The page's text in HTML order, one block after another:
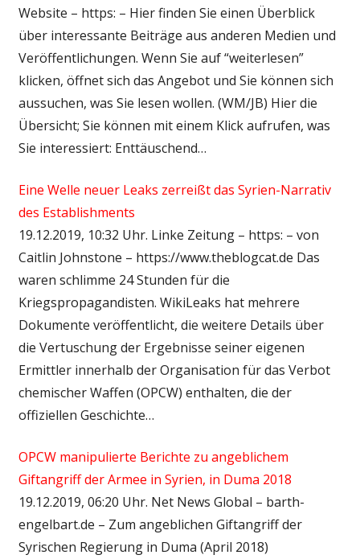
Website – https: – Hier finden Sie einen Überblick
über interessante Beiträge aus anderen Medien und
Veröffentlichungen. Wenn Sie auf “weiterlesen”
klicken, öffnet sich das Angebot und Sie können sich
aussuchen, was Sie lesen wollen. (WM/JB) Hier die
Übersicht; Sie können mit einem Klick aufrufen, was
Sie interessiert: Enttäuschend…
Eine Welle neuer Leaks zerreißt das Syrien-Narrativ
des Establishments
19.12.2019, 10:32 Uhr. Linke Zeitung – https: – von
Caitlin Johnstone – https://www.theblogcat.de Das
waren schlimme 24 Stunden für die
Kriegspropagandisten. WikiLeaks hat mehrere
Dokumente veröffentlicht, die weitere Details über
die Vertuschung der Ergebnisse seiner eigenen
Ermittler innerhalb der Organisation für das Verbot
chemischer Waffen (OPCW) enthalten, die der
offiziellen Geschichte…
OPCW manipulierte Berichte zu angeblichem
Giftangriff der Armee in Syrien, in Duma 2018
19.12.2019, 06:20 Uhr. Net News Global – barth-
engelbart.de – Zum angeblichen Giftangriff der
Syrischen Regierung in Duma (April 2018)